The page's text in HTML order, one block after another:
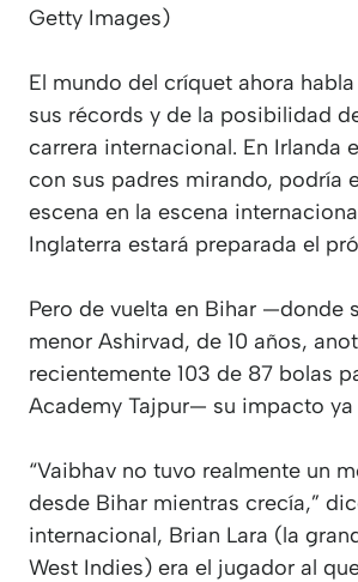
Getty Images)
El mundo del críquet ahora
sus récords y de la posibilidad
carrera internacional. En Irlanda
con sus padres mirando, podría
escena en la escena
Inglaterra estará preparada el
Pero de vuelta en Bihar —donde
menor Ashirvad, de 10 años,
recientemente 103 de 87 bolas
Academy Tajpur— su impacto ya
“Vaibhav no tuvo realmente un
desde Bihar mientras crecía,”
internacional, Brian Lara (la
West Indies) era el jugador al